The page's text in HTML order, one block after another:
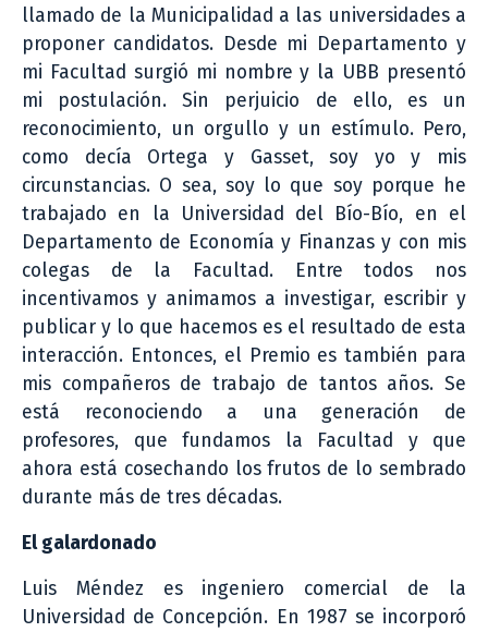
llamado de la Municipalidad a las universidades a
proponer candidatos. Desde mi Departamento y
mi Facultad surgió mi nombre y la UBB presentó
mi postulación. Sin perjuicio de ello, es un
reconocimiento, un orgullo y un estímulo. Pero,
como decía Ortega y Gasset, soy yo y mis
circunstancias. O sea, soy lo que soy porque he
trabajado en la Universidad del Bío-Bío, en el
Departamento de Economía y Finanzas y con mis
colegas de la Facultad. Entre todos nos
incentivamos y animamos a investigar, escribir y
publicar y lo que hacemos es el resultado de esta
interacción. Entonces, el Premio es también para
mis compañeros de trabajo de tantos años. Se
está reconociendo a una generación de
profesores, que fundamos la Facultad y que
ahora está cosechando los frutos de lo sembrado
durante más de tres décadas.
El galardonado
Luis Méndez es ingeniero comercial de la
Universidad de Concepción. En 1987 se incorporó